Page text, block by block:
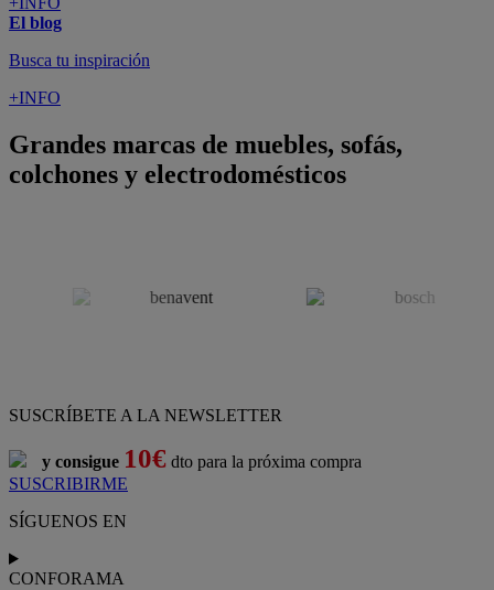
El blog
Busca tu inspiración
+INFO
Grandes marcas de muebles, sofás,
colchones y electrodomésticos
SUSCRÍBETE A LA NEWSLETTER
y consigue 10€ dto para la próxima compra
SUSCRIBIRME
SÍGUENOS EN
CONFORAMA